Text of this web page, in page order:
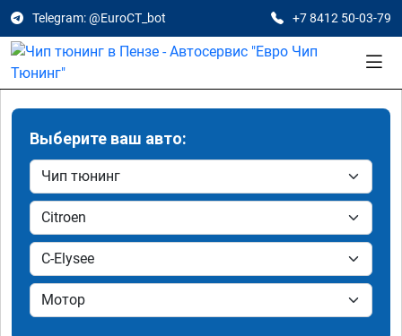
Telegram: @EuroCT_bot +7 8412 50-03-79
Выберите ваш авто: